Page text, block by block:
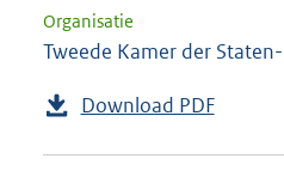
Organisatie
Tweede Kamer der
Download PDF